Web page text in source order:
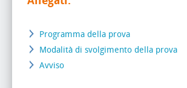
Programma della prova
Modalità di svolgimento della prova
Avviso